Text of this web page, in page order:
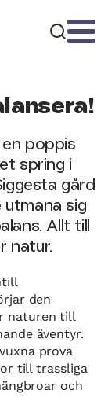
poppis
spring i
gård
utmana sig
Allt till
natur.
den
naturen till
äventyr.
prova
till trassliga
och